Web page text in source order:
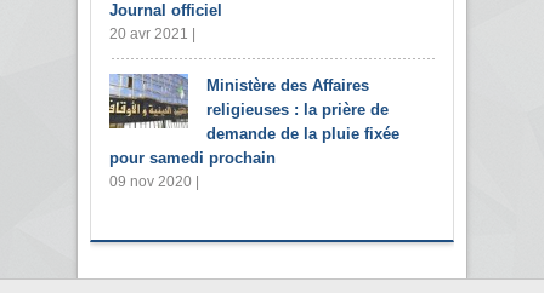
Journal officiel
20 avr 2021 |
Ministère des Affaires
religieuses : la prière de
demande de la pluie fixée
pour samedi prochain
09 nov 2020 |